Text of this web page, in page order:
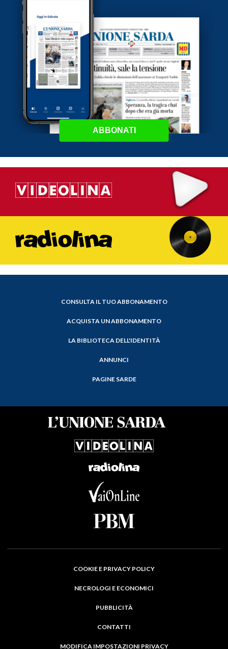
ABBONATI
CONSULTA IL TUO ABBONAMENTO
ACQUISTA UN ABBONAMENTO
LA BIBLIOTECA DELL'IDENTITÀ
ANNUNCI
PAGINE SARDE
COOKIE E PRIVACY POLICY
NECROLOGI E ECONOMICI
PUBBLICITÀ
CONTATTI
MODIFICA IMPOSTAZIONI PRIVACY